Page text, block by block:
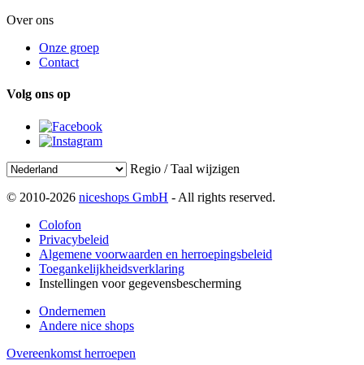
Over ons
Onze groep
Contact
Volg ons op
Regio / Taal wijzigen
© 2010-2026 niceshops GmbH - All rights reserved.
Colofon
Privacybeleid
Algemene voorwaarden en herroepingsbeleid
Toegankelijkheidsverklaring
Instellingen voor gegevensbescherming
Ondernemen
Andere nice shops
Overeenkomst herroepen